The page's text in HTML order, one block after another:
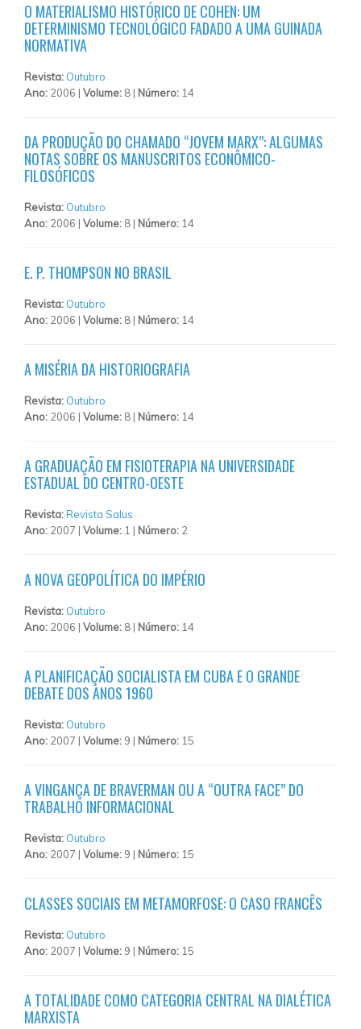
O MATERIALISMO HISTÓRICO DE COHEN: UM
DETERMINISMO TECNOLÓGICO FADADO A UMA GUINADA
NORMATIVA
Revista: Outubro
Ano: 2006 | Volume: 8 | Número: 14
DA PRODUÇÃO DO CHAMADO “JOVEM MARX”: ALGUMAS
NOTAS SOBRE OS MANUSCRITOS ECONÔMICO-
FILOSÓFICOS
Revista: Outubro
Ano: 2006 | Volume: 8 | Número: 14
E. P. THOMPSON NO BRASIL
Revista: Outubro
Ano: 2006 | Volume: 8 | Número: 14
A MISÉRIA DA HISTORIOGRAFIA
Revista: Outubro
Ano: 2006 | Volume: 8 | Número: 14
A GRADUAÇÃO EM FISIOTERAPIA NA UNIVERSIDADE
ESTADUAL DO CENTRO-OESTE
Revista:Revista Salus
Ano: 2007 | Volume: 1 | Número: 2
A NOVA GEOPOLÍTICA DO IMPÉRIO
Revista: Outubro
Ano: 2006 | Volume: 8 | Número: 14
A PLANIFICAÇÃO SOCIALISTA EM CUBA E O GRANDE
DEBATE DOS ANOS 1960
Revista: Outubro
Ano: 2007 | Volume: 9 | Número: 15
A VINGANÇA DE BRAVERMAN OU A “OUTRA FACE” DO
TRABALHO INFORMACIONAL
Revista: Outubro
Ano: 2007 | Volume: 9 | Número: 15
CLASSES SOCIAIS EM METAMORFOSE: O CASO FRANCÊS
Revista: Outubro
Ano: 2007 | Volume: 9 | Número: 15
A TOTALIDADE COMO CATEGORIA CENTRAL NA DIALÉTICA
MARXISTA